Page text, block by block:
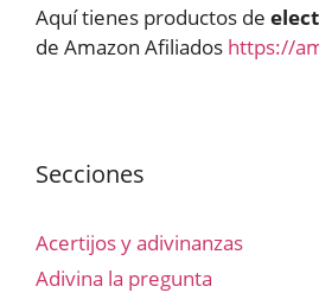
Aquí tienes productos de
de Amazon Afiliados https://
Secciones
Acertijos y adivinanzas
Adivina la pregunta